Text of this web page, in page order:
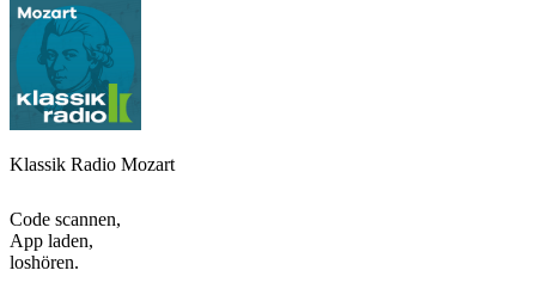
Klassik Radio Mozart
Code scannen,
App laden,
loshören.